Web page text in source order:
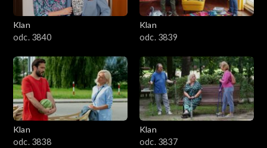
Klan
odc. 3840
Klan
odc. 3839
Klan
odc. 3838
Klan
odc. 3837